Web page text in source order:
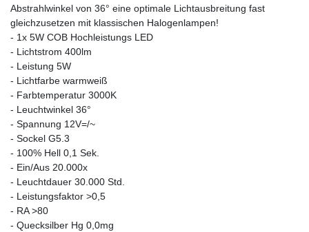
Abstrahlwinkel von 36° eine optimale Lichtausbreitung fast
gleichzusetzen mit klassischen Halogenlampen!
- 1x 5W COB Hochleistungs LED
- Lichtstrom 400lm
- Leistung 5W
- Lichtfarbe warmweiß
- Farbtemperatur 3000K
- Leuchtwinkel 36°
- Spannung 12V=/~
- Sockel G5.3
- 100% Hell 0,1 Sek.
- Ein/Aus 20.000x
- Leuchtdauer 30.000 Std.
- Leistungsfaktor >0,5
- RA >80
- Quecksilber Hg 0,0mg